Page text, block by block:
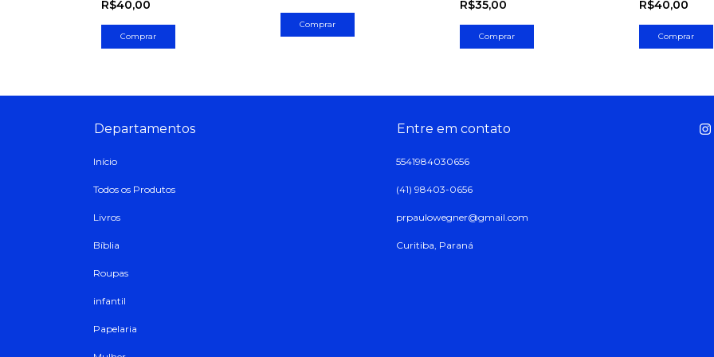
R$40,00 R$35,00 R$40,00
Departamentos
Início
Todos os Produtos
Livros
Bíblia
Roupas
infantil
Papelaria
Entre em contato
5541984030656
(41) 98403-0656
prpaulowegner@gmail.com
Curitiba, Paraná